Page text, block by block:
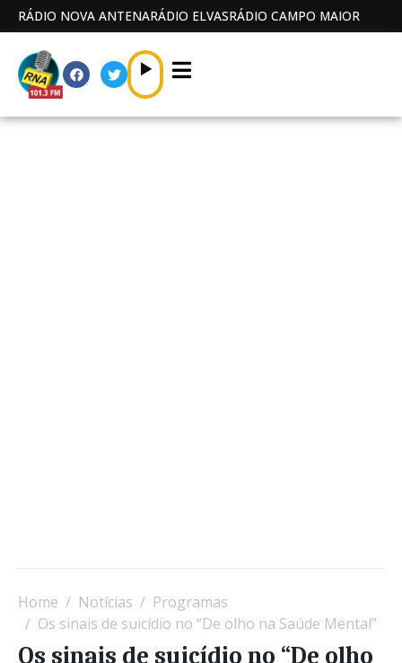
RÁDIO NOVA ANTENARÁDIO ELVASRÁDIO CAMPO MAIOR
Home Notícias
Programas
Os sinais de suicídio no “De olho na Saúde Mental”
Os sinais de suicídio no “De olho